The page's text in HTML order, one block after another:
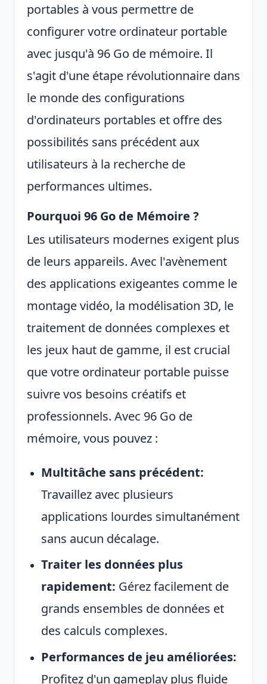
portables à vous permettre de
configurer votre ordinateur portable
avec jusqu'à 96 Go de mémoire. Il
s'agit d'une étape révolutionnaire dans
le monde des configurations
d'ordinateurs portables et offre des
possibilités sans précédent aux
utilisateurs à la recherche de
performances ultimes.
Pourquoi 96 Go de Mémoire ?
Les utilisateurs modernes exigent plus
de leurs appareils. Avec l'avènement
des applications exigeantes comme le
montage vidéo, la modélisation 3D, le
traitement de données complexes et
les jeux haut de gamme, il est crucial
que votre ordinateur portable puisse
suivre vos besoins créatifs et
professionnels. Avec 96 Go de
mémoire, vous pouvez :
Multitâche sans précédent:
Travaillez avec plusieurs
applications lourdes simultanément
sans aucun décalage.
Traiter les données plus
rapidement: Gérez facilement de
grands ensembles de données et
des calculs complexes.
Performances de jeu améliorées:
Profitez d'un gameplay plus fluide